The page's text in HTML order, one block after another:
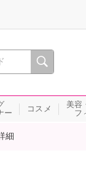
を。通販・テレビ
ー
コスメ
美容
フ
細